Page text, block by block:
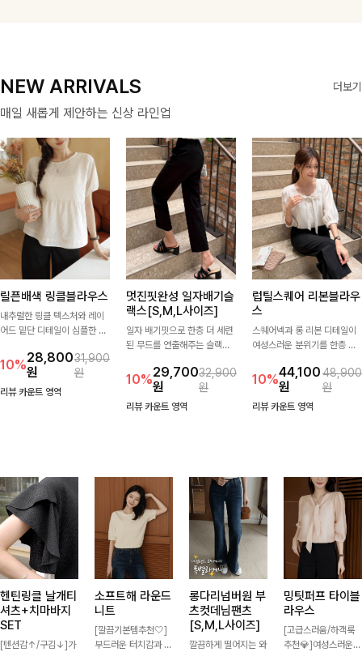
NEW ARRIVALS 더보기
매일 새롭게 제안하는 신상 라인업
릴픈배색 링클블라우스
내추럴한 링클 텍스처와 레이
어드 밑단 디테일이 심플한 디
볍게 툭 입기만 해도 멋스러운
스타일을 완성해드려요- 여유
로운 핏으로 군살은 자연스럽
10%28,800
원
31,900
원
리뷰 카운트 영역
멋진핏완성 일자배기슬
랙스[S,M,L사이즈]
일자 배기핏으로 한층 더 세련
된 무드를 연출해주는 슬랙스
장으로 상의를 어떤 스타일과
매치해도 멋스럽게 완성돼요.
10%29,700
원
32,900
원
리뷰 카운트 영역
럽틸스퀘어 리본블라우
스
스퀘어넥과 롱 리본 디테일이
여성스러운 분위기를 한층 더
스럽게 잡힌 셔링과 봉긋한 소
매가 여리한 실루엣을 연출해
특별한 날은 물론 데일리룩으
10%44,100
원
48,900
원
리뷰 카운트 영역
헨틴링클 날개티
셔츠+치마바지
SET
[텐션감↑/구김↓]가
소프트해 라운드
니트
[깔끔기본템추천🤍]
부드러운 터치감과 군
롱다리넘버원 부
츠컷데님팬츠
[S,M,L사이즈]
깔끔하게 떨어지는 와
밍팃퍼프 타이블
라우스
[고급스러움/하객룩
추천💎]여성스러운